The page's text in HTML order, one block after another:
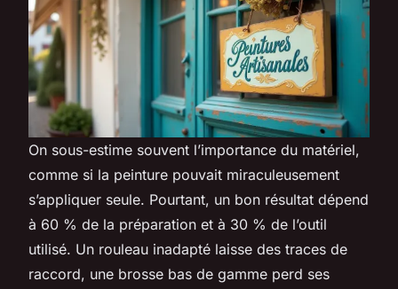
On sous-estime souvent l’importance du matériel,
comme si la peinture pouvait miraculeusement
s’appliquer seule. Pourtant, un bon résultat dépend
à 60 % de la préparation et à 30 % de l’outil
utilisé. Un rouleau inadapté laisse des traces de
raccord, une brosse bas de gamme perd ses